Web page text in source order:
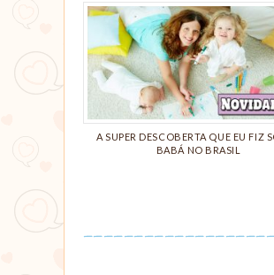
A SUPER DESCOBERTA QUE EU FIZ
BABÁ NO BRASIL